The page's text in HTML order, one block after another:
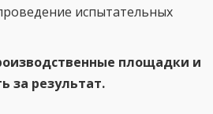
испытательных
площадки и
за результат.